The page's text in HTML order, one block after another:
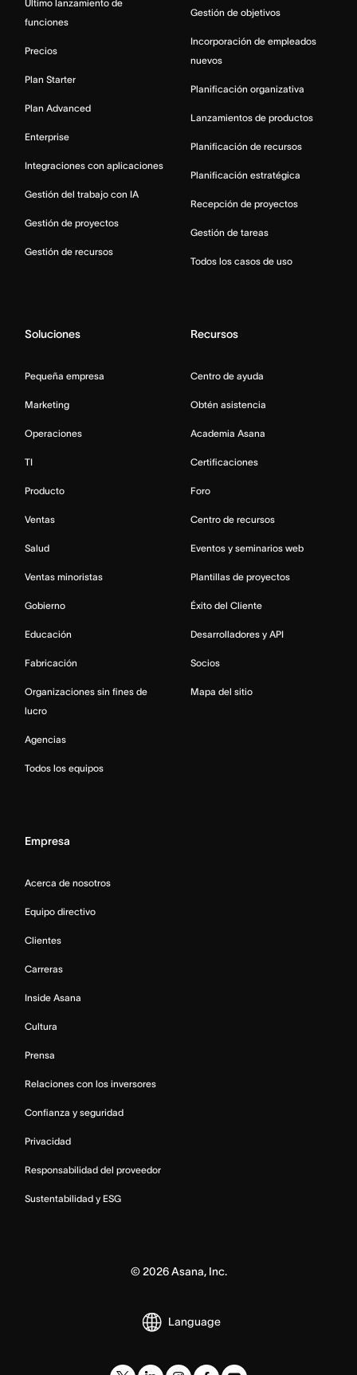
Último lanzamiento de
funciones
Precios
Plan Starter
Plan Advanced
Enterprise
Integraciones con aplicaciones
Gestión del trabajo con IA
Gestión de proyectos
Gestión de recursos
Gestión de objetivos
Incorporación de empleados
nuevos
Planificación organizativa
Lanzamientos de productos
Planificación de recursos
Planificación estratégica
Recepción de proyectos
Gestión de tareas
Todos los casos de uso
Soluciones
Pequeña empresa
Marketing
Operaciones
TI
Producto
Ventas
Salud
Ventas minoristas
Gobierno
Educación
Fabricación
Organizaciones sin fines de
lucro
Agencias
Todos los equipos
Recursos
Centro de ayuda
Obtén asistencia
Academia Asana
Certificaciones
Foro
Centro de recursos
Eventos y seminarios web
Plantillas de proyectos
Éxito del Cliente
Desarrolladores y API
Socios
Mapa del sitio
Empresa
Acerca de nosotros
Equipo directivo
Clientes
Carreras
Inside Asana
Cultura
Prensa
Relaciones con los inversores
Confianza y seguridad
Privacidad
Responsabilidad del proveedor
Sustentabilidad y ESG
©2026Asana, Inc.
Language